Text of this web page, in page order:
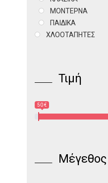
ΜΟΝΤΕΡΝΑ
ΠΑΙΔΙΚΑ
ΧΛΟΟΤΑΠΗΤΕΣ
Τιμή
50 €
Μέγεθος